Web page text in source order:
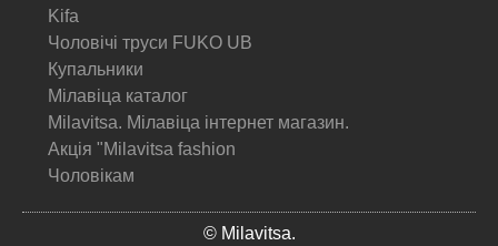
Kifa
Чоловічі труси FUKO UB
Купальники
Мілавіца каталог
Milavitsa. Мілавіца інтернет магазин.
Акція "Milavitsa fashion
Чоловікам
© Milavitsa.